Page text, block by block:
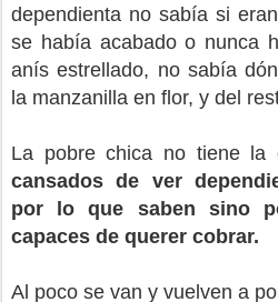
dependienta no sabía si
se había acabado o nunca
anís estrellado, no sabía
la manzanilla en flor, y del
La pobre chica no tiene
cansados de ver
por lo que saben sino
capaces de querer cobrar.
Al poco se van y vuelven a